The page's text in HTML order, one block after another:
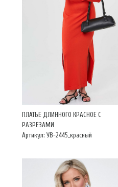
ПЛАТЬЕ ДЛИННОГО КРАСНОЕ С
РАЗРЕЗАМИ
Артикул: УВ-2445_красный